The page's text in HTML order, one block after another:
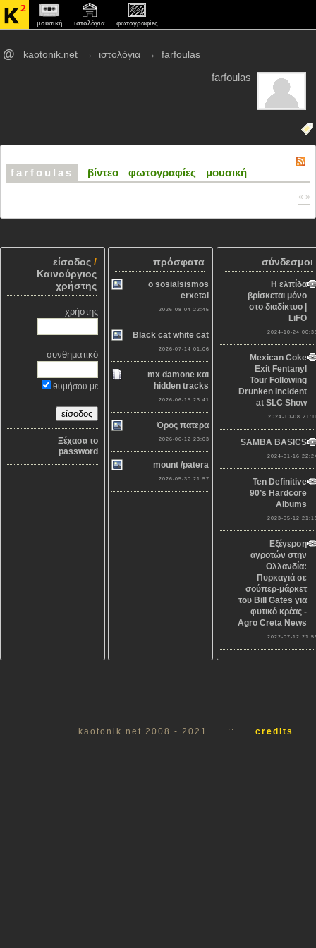
μουσική ιστολόγια φωτογραφίες
@ kaotonik.net → ιστολόγια → farfoulas
farfoulas
farfoulas βίντεο φωτογραφίες μουσική
« »
είσοδος/
Καινούργιος
χρήστης
χρήστης
συνθηματικό
θυμήσου με
Ξέχασα το
password
πρόσφατα
o sosialsismos
erxetai
2026-08-04 22:45
Black cat white cat
2026-07-14 01:06
mx damone και
hidden tracks
2026-06-15 23:41
Όρος πατερα
2026-06-12 23:03
mount /patera
2026-05-30 21:57
σύνδεσμοι
Η ελπίδα
βρίσκεται μόνο
στο διαδίκτυο |
LiFO
2024-10-24
Mexican Coke
Exit Fentanyl
Tour Following
Drunken Incident
at SLC Show
2024-10-08
SAMBA BASICS
2024-01-16
Ten Definitive
90’s Hardcore
Albums
2023-05-12
Εξέγερση
αγροτών στην
Ολλανδία:
Πυρκαγιά σε
σούπερ-μάρκετ
του Bill Gates για
φυτικό κρέας -
Agro Creta News
2022-07-12
kaotonik.net 2008 - 2021 :: credits